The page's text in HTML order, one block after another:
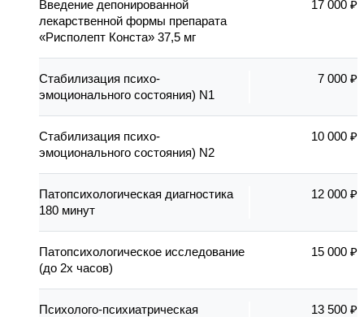
Введение депонированной
лекарственной формы препарата
«Рисполепт Конста» 37,5 мг
17 000 ₽
Стабилизация психо-
эмоционального состояния) N1
7 000 ₽
Стабилизация психо-
эмоционального состояния) N2
10 000 ₽
Патопсихологическая диагностика
180 минут
12 000 ₽
Патопсихологическое исследование
(до 2х часов)
15 000 ₽
Психолого-психиатрическая
13 500 ₽